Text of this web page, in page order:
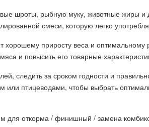
шроты, рыбную муку, животные жиры и
смеси, которую легко
хорошему приросту веса и
и повысить его товарные
следить за сроком годности и
или птицеводами, чтобы выбрать
для откорма / финишный / замена